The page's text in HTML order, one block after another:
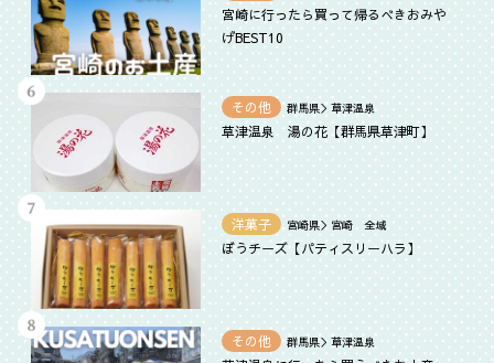
宮崎に行ったら買って帰るべきおみや
げBEST10
その他 群馬県＞草津温泉
草津温泉 湯の花【群馬県草津町】
洋菓子 宮崎県＞宮崎 全域
ぼうチーズ【パティスリーハラ】
その他 群馬県＞草津温泉